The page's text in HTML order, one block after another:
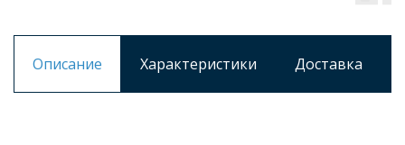
Описание Характеристики Доставка